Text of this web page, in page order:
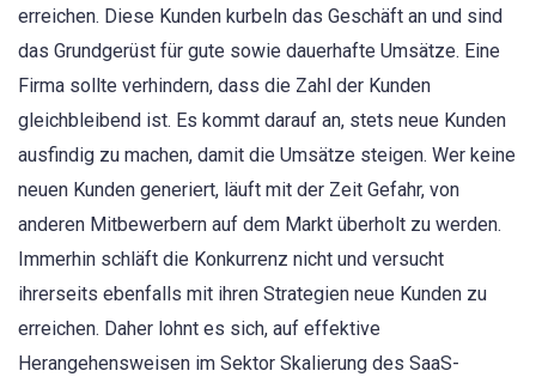
erreichen. Diese Kunden kurbeln das Geschäft an und sind
das Grundgerüst für gute sowie dauerhafte Umsätze. Eine
Firma sollte verhindern, dass die Zahl der Kunden
gleichbleibend ist. Es kommt darauf an, stets neue Kunden
ausfindig zu machen, damit die Umsätze steigen. Wer keine
neuen Kunden generiert, läuft mit der Zeit Gefahr, von
anderen Mitbewerbern auf dem Markt überholt zu werden.
Immerhin schläft die Konkurrenz nicht und versucht
ihrerseits ebenfalls mit ihren Strategien neue Kunden zu
erreichen. Daher lohnt es sich, auf effektive
Herangehensweisen im Sektor Skalierung des SaaS-